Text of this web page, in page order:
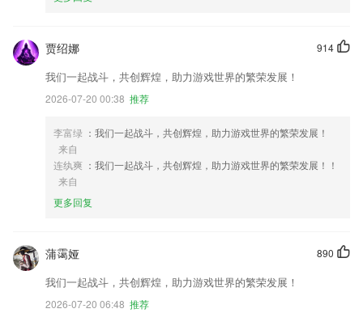
914
贾绍娜
我们一起战斗，共创辉煌，助力游戏世界的繁荣发展！
2026-07-20 00:38 推荐
李富绿 ：我们一起战斗，共创辉煌，助力游戏世界的繁荣发展！
来自
连纨爽 ：我们一起战斗，共创辉煌，助力游戏世界的繁荣发展！！
来自
更多回复
890
蒲霭娅
我们一起战斗，共创辉煌，助力游戏世界的繁荣发展！
2026-07-20 06:48 推荐